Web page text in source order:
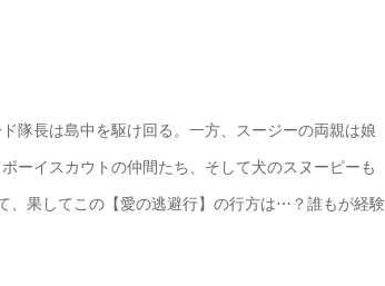
隊長は島中を駆け回る。一方、スージーの両親は娘
ーイスカウトの仲間たち、そして犬のスヌーピーも
、果してこの【愛の逃避行】の行方は⋯？誰もが経験